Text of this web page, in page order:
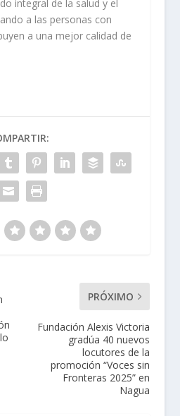
integral de la salud y el
a las personas con
a una mejor calidad de
PRÓXIMO
Fundación Alexis Victoria
gradúa 40 nuevos
locutores de la
promoción “Voces sin
Fronteras 2025” en
Nagua